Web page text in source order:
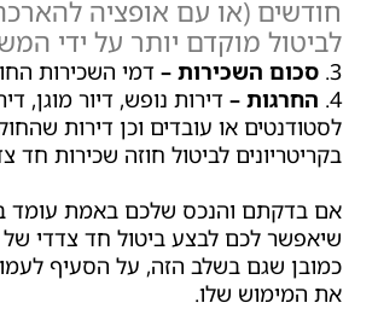
לביטול מוקדם יותר על ידי
3. סכום השכירות – דמי השכירות
4. החרגות – דירות נופש, דיור מוגן,
לסטודנטים או עובדים וכן דירות
בקריטריונים לביטול חוזה שכירות חד
אם בדקתם והנכס שלכם באמת עומד
שיאפשר לכם לבצע ביטול חד צדדי
כמובן שגם בשלב הזה, על הסעיף
את המימוש שלו.